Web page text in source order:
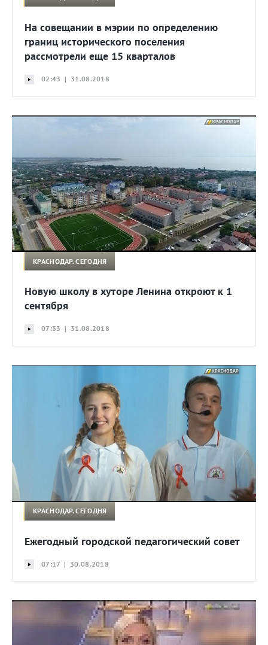
На совещании в мэрии по определению
границ исторического поселения
рассмотрели еще 15 кварталов
02:43 | 31.08.2018
КРАСНОДАР. СЕГОДНЯ
Новую школу в хуторе Ленина откроют к 1
сентября
07:33 | 31.08.2018
КРАСНОДАР. СЕГОДНЯ
Ежегодный городской педагогический совет
07:17 | 30.08.2018